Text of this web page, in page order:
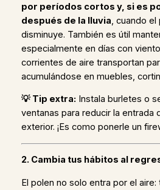
por períodos cortos y, si es
después de la lluvia, cuando el
disminuye. También es útil
especialmente en días con
corrientes de aire transportan
acumulándose en muebles,
💡 Tip extra: Instala burletes o
ventanas para reducir la entrada
exterior. ¡Es como ponerle un
2. Cambia tus hábitos al
El polen no solo entra por el